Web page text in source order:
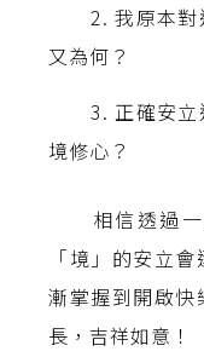
2. 我原本對
又為何？
3. 正確安立
境修心？
相信透過一
「境」的安立
漸掌握到開啟快
長，吉祥如意！